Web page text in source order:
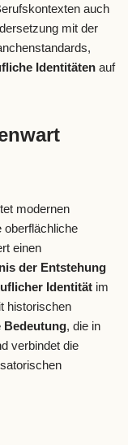
auch
mit der
Identitäten auf
modernen
oberflächliche
einen
der Entstehung
Identität im
historischen
Bedeutung, die in
verbindet die